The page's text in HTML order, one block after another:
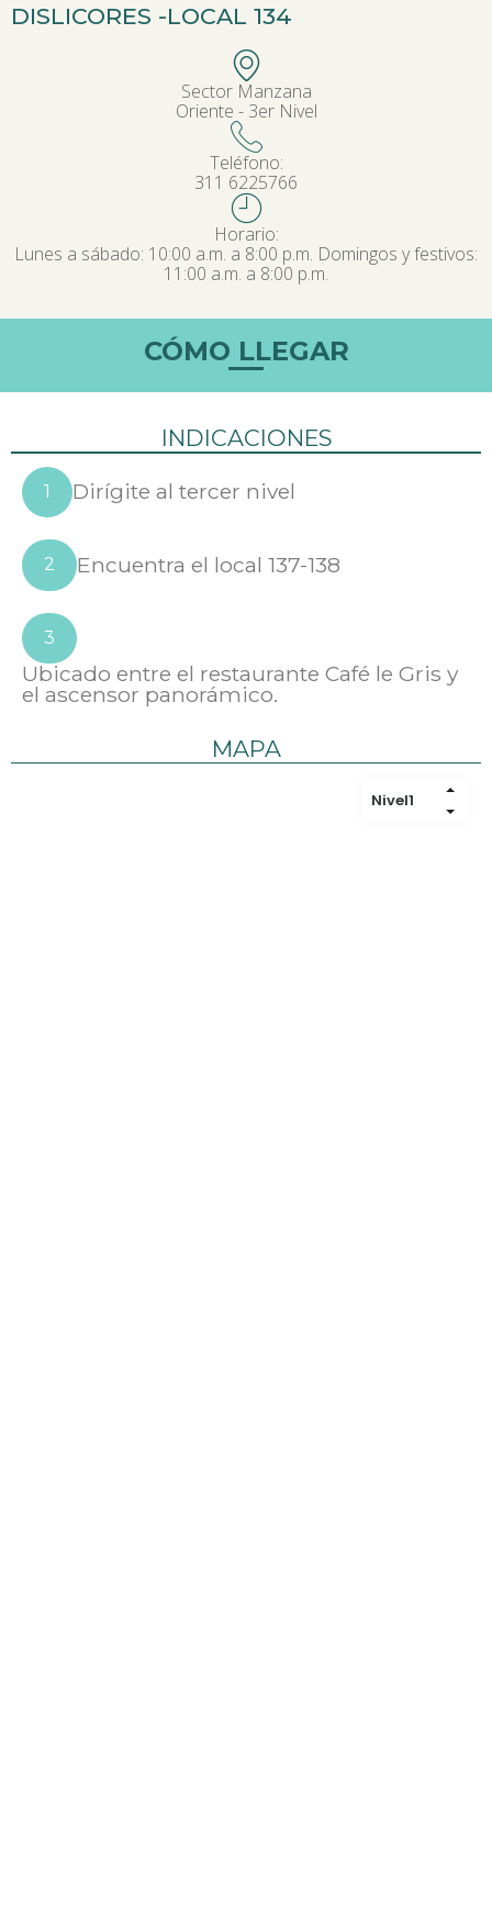
DISLICORES -LOCAL 134
Sector Manzana
Oriente - 3er Nivel
Teléfono:
311 6225766
Horario:
Lunes a sábado: 10:00 a.m. a 8:00 p.m. Domingos y festivos:
11:00 a.m. a 8:00 p.m.
CÓMO LLEGAR
INDICACIONES
1 Dirígite al tercer nivel
2 Encuentra el local 137-138
3
Ubicado entre el restaurante Café le Gris y
el ascensor panorámico.
MAPA